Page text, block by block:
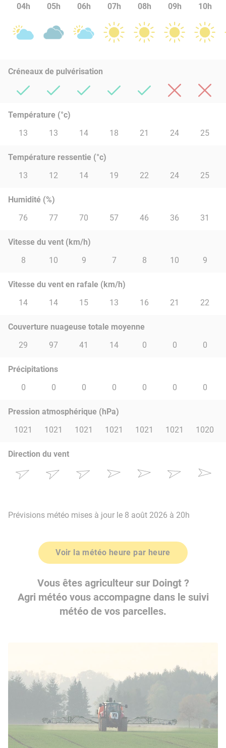
04h 05h 06h 07h 08h 09h 10h
Créneaux de pulvérisation
Température (°c)
13
13 14 18 21 24 25
Température ressentie (°c)
13
12 14 19 22 24 25
Humidité (%)
76
77 70 57 46 36 31
Vitesse du vent (km/h)
8
10 9 7 8 10 9
Vitesse du vent en rafale (km/h)
14
14 15 13 16 21 22
Couverture nuageuse totale moyenne
29
97 41 14 0 0 0
Précipitations
0
0 0 0 0 0 0
Pression atmosphérique (hPa)
1021
1021 1021 1021 1021 1021 1020
Direction du vent
Prévisions météo mises à jour le 8 août 2026 à 20h
Voir la météo heure par heure
Vous êtes agriculteur sur Doingt ?
Agri météo vous accompagne dans le suivi
météo de vos parcelles.